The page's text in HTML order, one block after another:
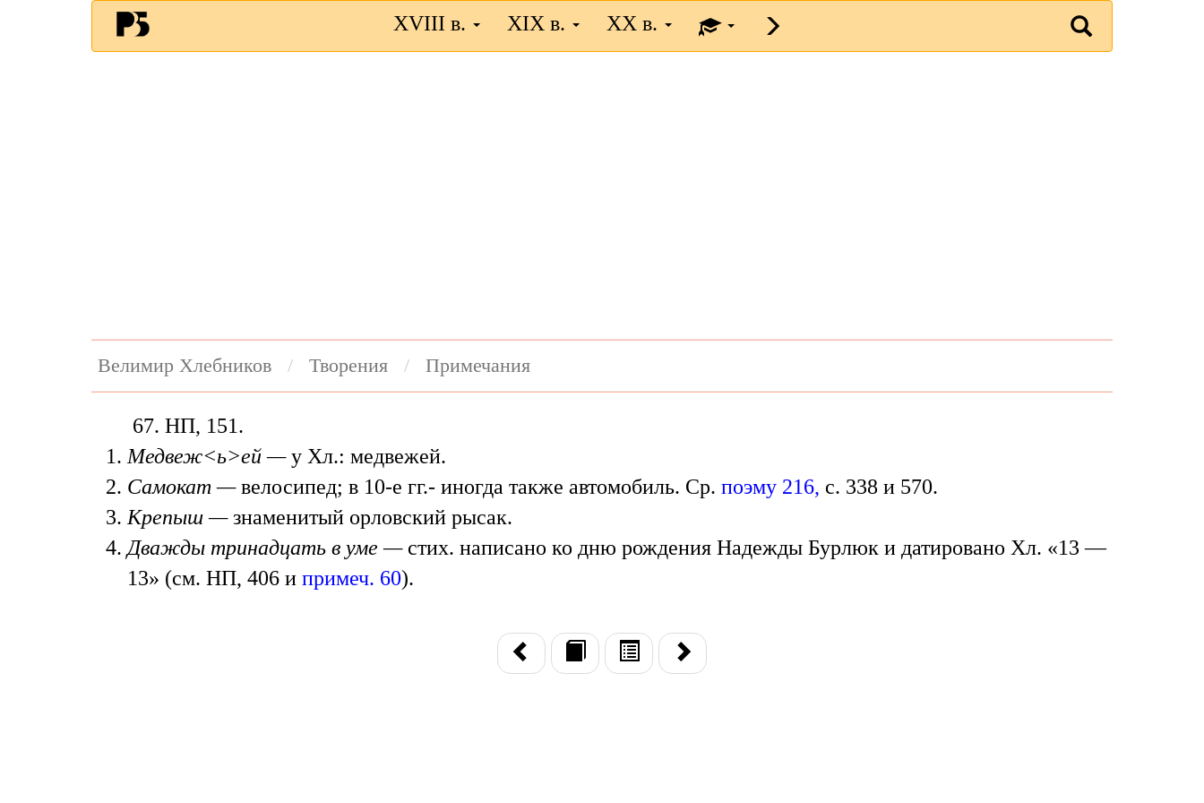
XVIII в. XIX в. XX в.
Велимир Хлебников Творения Примечания
67. НП, 151.
Медвеж<ь>ей —у Хл.: медвежей.
Самокат —велосипед; в 10-е гг.- иногда также автомобиль. Ср. поэму 216, с. 338 и 570.
Крепыш —знаменитый орловский рысак.
Дважды тринадцать в уме — стих. написано ко дню рождения Надежды Бурлюк и датировано Хл. «13 —
13» (см. НП, 406 и примеч. 60).